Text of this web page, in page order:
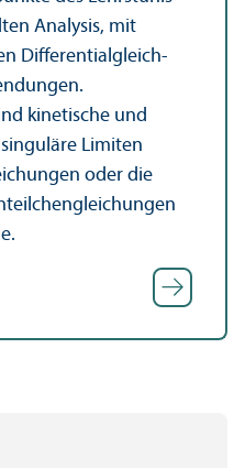
Analysis, mit
Differentialgleich­
kinetische und
Limiten
oder die